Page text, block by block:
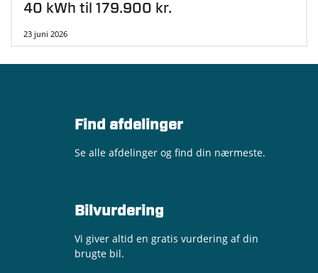
40 kWh til 179.900 kr.
23 juni 2026
Find afdelinger
Se alle afdelinger og find din nærmeste.
Bilvurdering
Vi giver altid en gratis vurdering af din
brugte bil.